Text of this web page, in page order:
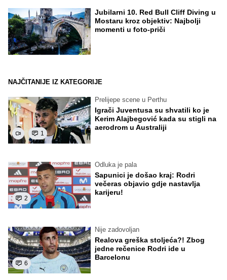
Jubilarni 10. Red Bull Cliff Diving u
Mostaru kroz objektiv: Najbolji
momenti u foto-priči
NAJČITANIJE IZ KATEGORIJE
1
Prelijepe scene u Perthu
Igrači Juventusa su shvatili ko je
Kerim Alajbegović kada su stigli na
aerodrom u Australiji
2
Odluka je pala
Sapunici je došao kraj: Rodri
večeras objavio gdje nastavlja
karijeru!
6
Nije zadovoljan
Realova greška stoljeća?! Zbog
jedne rečenice Rodri ide u
Barcelonu